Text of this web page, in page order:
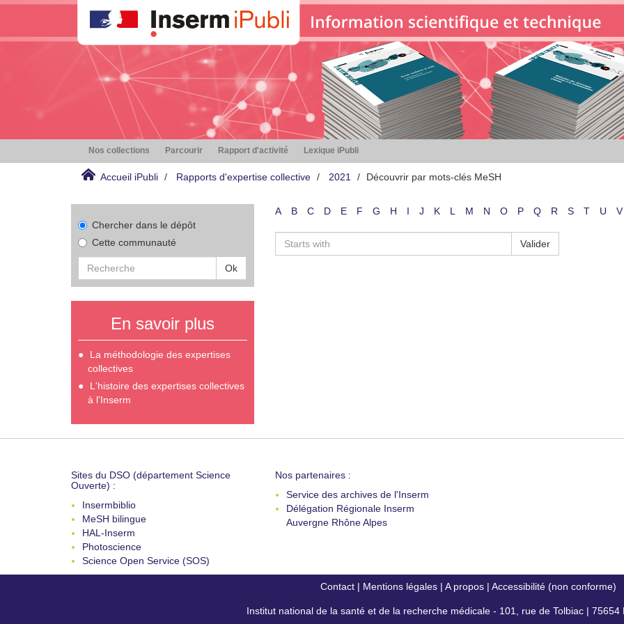
Nos collections Parcourir Rapport d'activité Lexique iPubli
Accueil iPubli Rapports d'expertise collective 2021 Découvrir par mots-clés MeSH
Chercher dans le dépôt
Cette communauté
Ok
En savoir plus
La méthodologie des expertises
collectives
L'histoire des expertises collectives
à l'Inserm
A B C D E F G H I J K L M N O P Q R S T U V
Valider
Sites du DSO (département Science
Ouverte) :
Insermbiblio
MeSH bilingue
HAL-Inserm
Photoscience
Science Open Service (SOS)
Nos partenaires :
Service des archives de l'Inserm
Délégation Régionale Inserm
Auvergne Rhône Alpes
Contact| Mentions légales| A propos| Accessibilité (non conforme)
Institut national de la santé et de la recherche médicale - 101, rue de Tolbiac | 75654